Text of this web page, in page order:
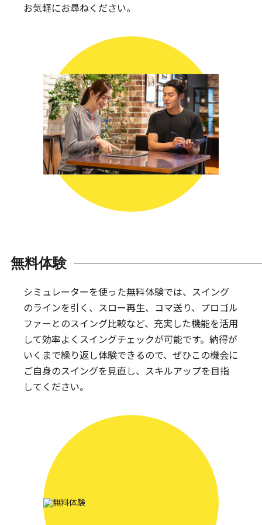
お気軽にお尋ねください。
無料体験
シミュレーターを使った無料体験では、スイング
のラインを引く、スロー再生、コマ送り、プロゴル
ファーとのスイング比較など、充実した機能を活用
して効率よくスイングチェックが可能です。納得が
いくまで繰り返し体験できるので、ぜひこの機会に
ご自身のスイングを見直し、スキルアップを目指
してください。